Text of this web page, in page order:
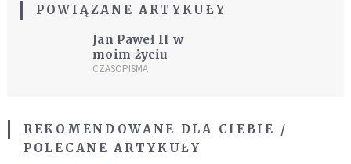
POWIĄZANE ARTYKUŁY
Jan Paweł II w
moim życiu
CZASOPISMA
REKOMENDOWANE DLA CIEBIE /
POLECANE ARTYKUŁY